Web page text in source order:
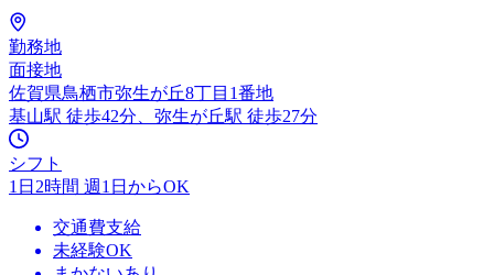
勤務地
面接地
佐賀県鳥栖市弥生が丘8丁目1番地
基山駅 徒歩42分、弥生が丘駅 徒歩27分
シフト
1日2時間 週1日からOK
交通費支給
未経験OK